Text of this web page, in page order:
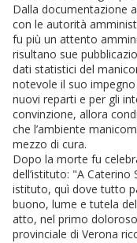
Dalla documentazione
con le autorità
fu più un attento
risultano sue
dati statistici del
notevole il suo impegno
nuovi reparti e per gli
convinzione, allora
che l’ambiente
mezzo di cura.
Dopo la morte fu
dell’istituto: "A
istituto, quì dove tutto
buono, lume e tutela
atto, nel primo
provinciale di Verona